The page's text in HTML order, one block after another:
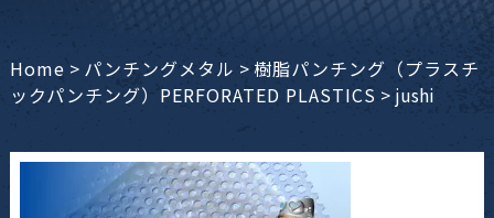
Home > パンチングメタル >樹脂パンチング（プラスチ
ックパンチング）PERFORATED PLASTICS > jushi